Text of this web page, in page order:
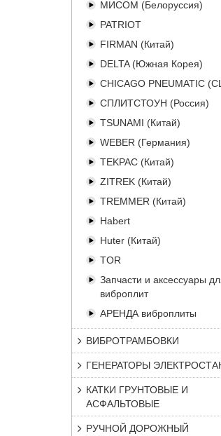
МИСОМ (Белоруссия)
PATRIOT
FIRMAN (Китай)
DELTA (Южная Корея)
CHICAGO PNEUMATIC
СПЛИТСТОУН (Россия)
TSUNAMI (Китай)
WEBER (Германия)
TEKPAC (Китай)
ZITREK (Китай)
TREMMER (Китай)
Habert
Huter (Китай)
TOR
Запчасти и аксессуары
виброплит
АРЕНДА виброплиты
ВИБРОТРАМБОВКИ
ГЕНЕРАТОРЫ
КАТКИ ГРУНТОВЫЕ И
АСФАЛЬТОВЫЕ
РУЧНОЙ ДОРОЖНЫЙ